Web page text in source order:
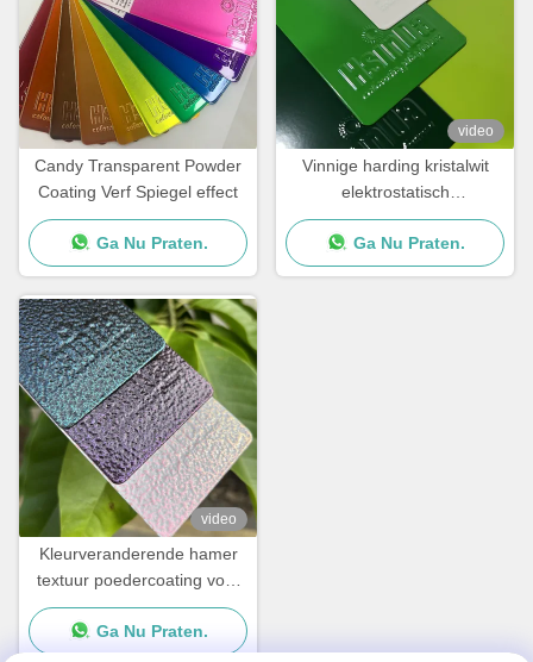
Candy Transparent Powder
Coating Verf Spiegel effect
Ga Nu Praten.
video
Vinnige harding kristalwit
elektrostatisch
poedercoating polyester
TGIC gratis voor architectuur
Ga Nu Praten.
video
Kleurveranderende hamer
textuur poedercoating voor
metalen oppervlakken met
aangepaste glans
Ga Nu Praten.